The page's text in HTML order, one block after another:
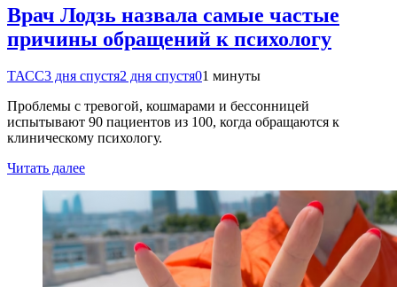
Врач Лодзь назвала самые частые
причины обращений к психологу
ТАСС3 дня спустя2 дня спустя01 минуты
Проблемы с тревогой, кошмарами и бессонницей
испытывают 90 пациентов из 100, когда обращаются к
клиническому психологу.
Читать далее